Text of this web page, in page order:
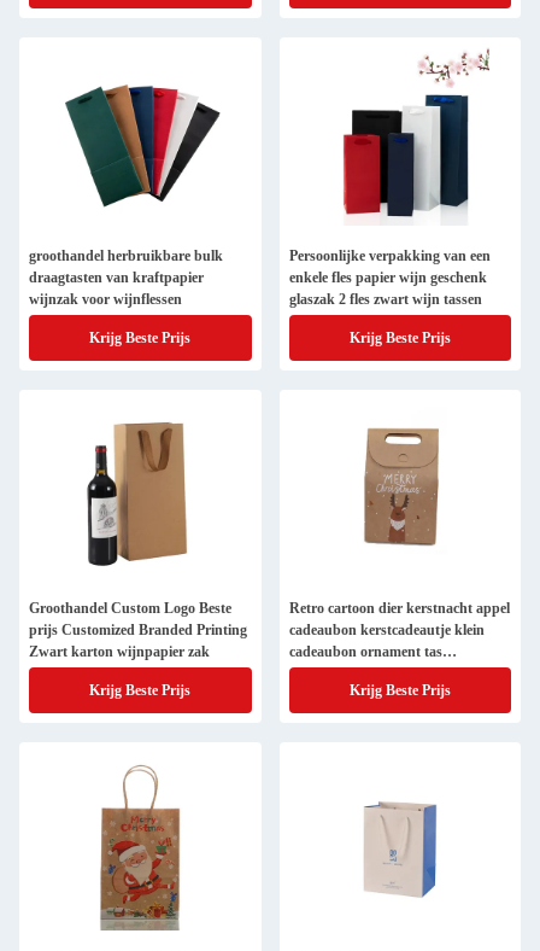
groothandel herbruikbare bulk
draagtasten van kraftpapier
wijnzak voor wijnflessen
Krijg Beste Prijs
Persoonlijke verpakking van een
enkele fles papier wijn geschenk
glaszak 2 fles zwart wijn tassen
Krijg Beste Prijs
Groothandel Custom Logo Beste
prijs Customized Branded Printing
Zwart karton wijnpapier zak
Krijg Beste Prijs
Retro cartoon dier kerstnacht appel
cadeaubon kerstcadeautje klein
cadeaubon ornament tas
verpakkingsdoos
Krijg Beste Prijs